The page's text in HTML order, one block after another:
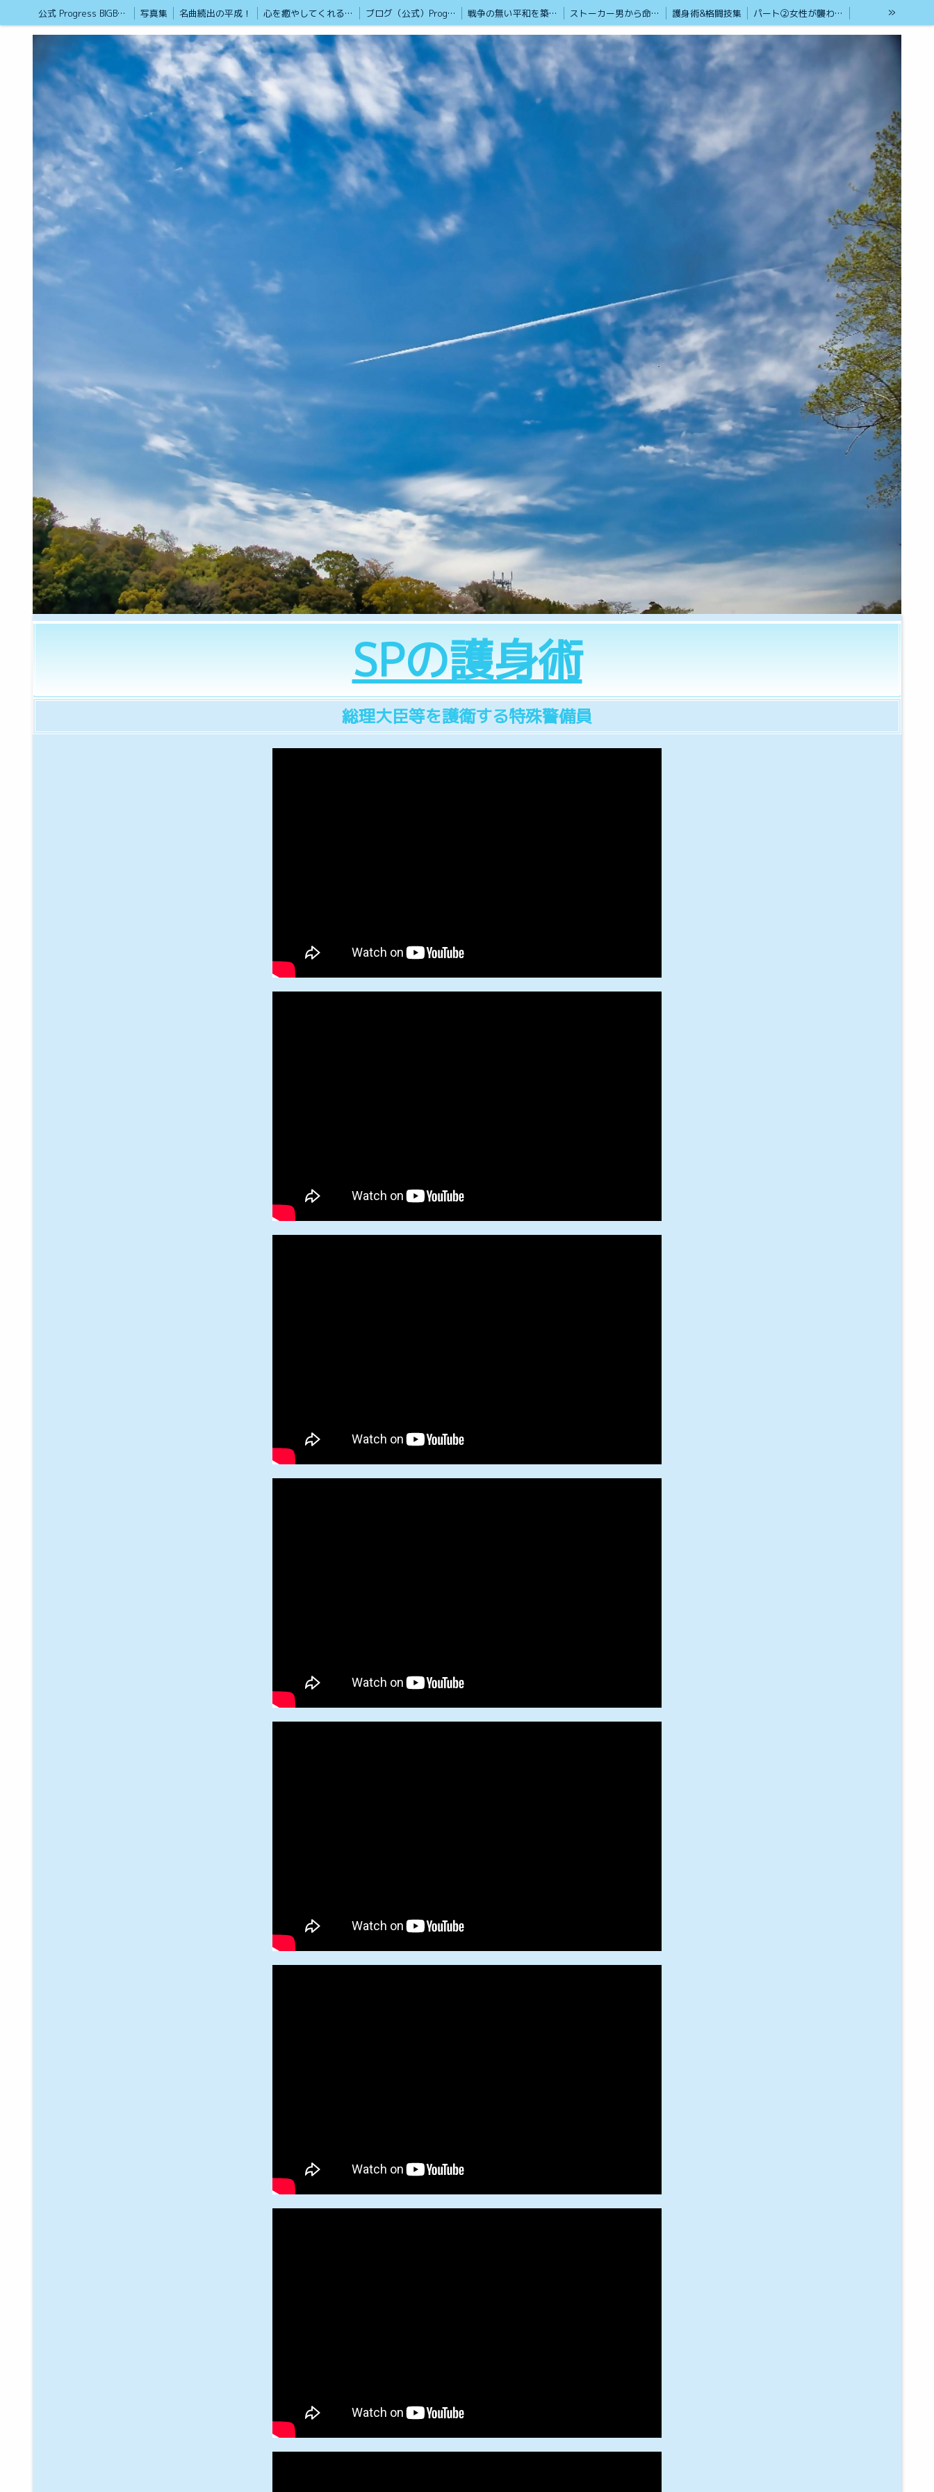
公式 Progress BIGBAN /（サブ名）砂漠のライオン 写真集 名曲続出の平成！ 心を癒やしてくれる歌集 ブログ（公式）Progress BIGBAN 戦争の無い平和を築く為の掲示版 ストーカー男から命を守るアイテム紹介 護身術&格闘技集
パート②女性が襲われた時の為に
リンク
戦争が無い平和実現させる為の語らいの場 2026年から新たにスタート ボランティア活動も頑張ってます 貢献します 熊本観光地 第二部ストリートビュー 熊本の観光地 (ホットスポットストリートビュー360°VR集)①
熊本の観光地 (ホットスポットストリートビュー360°VR集)②
20才ポートレート撮影と癒やしのブログ Google認定ストリートビューフォトグラファー「HP」 ウクライナ支援と国際災害支援 もしもの時に孤立しない為に！ 現在もブルース・リーの大記錄は世界No1 ブルースリーストーリーTV
Geminiの反応
Progress BIGBANの基本理念 フリーカメラマン Yuriko.T 2024/1/22 極真会空手 100人組手 SPの護身術 SPの護身術
極真空手を見たい方 格闘技の猛者紹介動画 戦争の無い平和な世界を築く為の語らい掲示版 RKKライブカメラ
NPO団体を設立します
ひと休みのコーナー 佐山聡シューティング講座
»
SPの護身術
総理大臣等を護衛する特殊警備員